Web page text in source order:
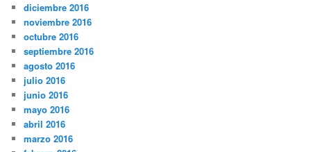
diciembre 2016
noviembre 2016
octubre 2016
septiembre 2016
agosto 2016
julio 2016
junio 2016
mayo 2016
abril 2016
marzo 2016